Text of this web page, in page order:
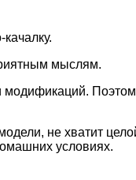
мыслям.
модификаций.
не хватит
условиях.